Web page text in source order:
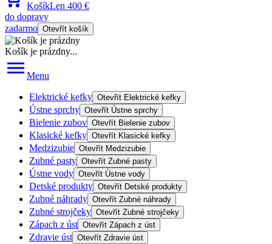
KošíkLen 400 €
do dopravy
zadarmo Otevřít košík
Košík je prázdny...
Menu
Elektrické kefky Otevřít Elektrické kefky
Ústne sprchy Otevřít Ústne sprchy
Bielenie zubov Otevřít Bielenie zubov
Klasické kefky Otevřít Klasické kefky
Medzizubie Otevřít Medzizubie
Zubné pasty Otevřít Zubné pasty
Ústne vody Otevřít Ústne vody
Detské produkty Otevřít Detské produkty
Zubné náhrady Otevřít Zubné náhrady
Zubné strojčeky Otevřít Zubné strojčeky
Zápach z úst Otevřít Zápach z úst
Zdravie úst Otevřít Zdravie úst